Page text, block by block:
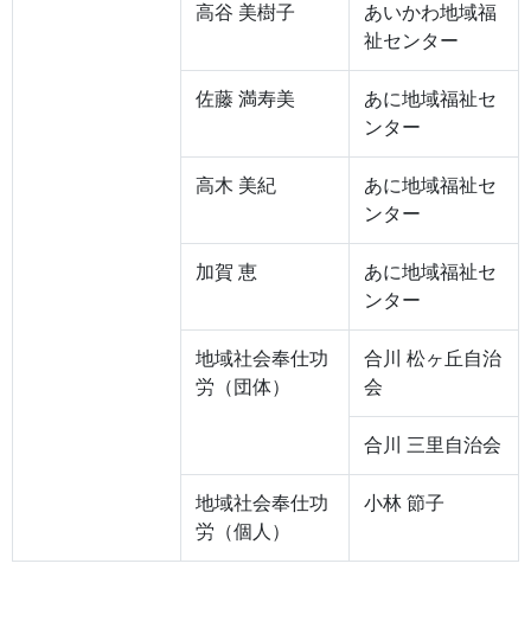
高谷 美樹子
あいかわ地域福
祉センター
佐藤 満寿美
あに地域福祉セ
ンター
高木 美紀
あに地域福祉セ
ンター
加賀 恵
あに地域福祉セ
ンター
地域社会奉仕功
労（団体）
合川 松ヶ丘自治
会
合川 三里自治会
地域社会奉仕功
労（個人）
小林 節子